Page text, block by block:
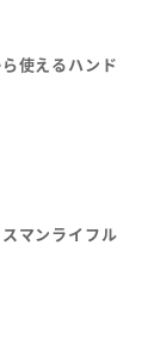
使えるハンド
マンライフル